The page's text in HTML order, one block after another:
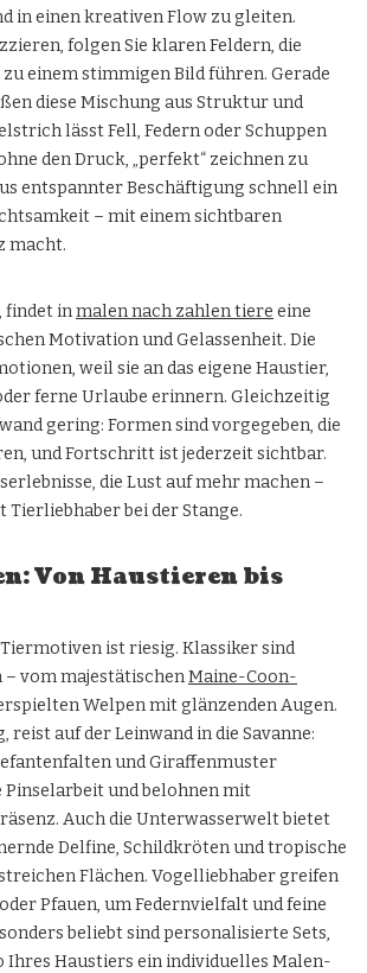
in einen kreativen Flow zu gleiten.
folgen Sie klaren Feldern, die
einem stimmigen Bild führen. Gerade
diese Mischung aus Struktur und
lässt Fell, Federn oder Schuppen
den Druck, „perfekt“ zeichnen zu
entspannter Beschäftigung schnell ein
– mit einem sichtbaren
macht.
findet inmalen nach zahlen tiere eine
Motivation und Gelassenheit. Die
weil sie an das eigene Haustier,
ferne Urlaube erinnern. Gleichzeitig
gering: Formen sind vorgegeben, die
und Fortschritt ist jederzeit sichtbar.
die Lust auf mehr machen –
Tierliebhaber bei der Stange.
Von Haustieren bis
ist riesig. Klassiker sind
– vom majestätischenMaine-Coon-
Welpen mit glänzenden Augen.
reist auf der Leinwand in die Savanne:
und Giraffenmuster
und belohnen mit
Auch die Unterwasserwelt bietet
Delfine, Schildkröten und tropische
Flächen. Vogelliebhaber greifen
Pfauen, um Federnvielfalt und feine
beliebt sind personalisierte Sets,
Ihres Haustiers ein individuelles Malen-